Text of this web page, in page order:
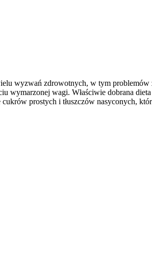
wyzwań zdrowotnych, w tym problemów
wymarzonej wagi. Właściwie dobrana
prostych i tłuszczów nasyconych,